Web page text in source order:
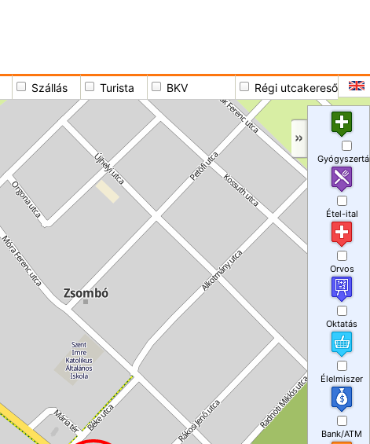
Szállás Turista BKV Régi utcakereső
Étel-ital
Orvos
Oktatás
Élelmiszer
Bank/ATM